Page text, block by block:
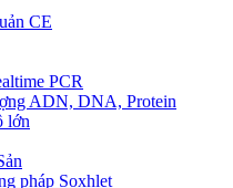
CE
PCR
ADN, DNA, Protein
lớn
pháp Soxhlet